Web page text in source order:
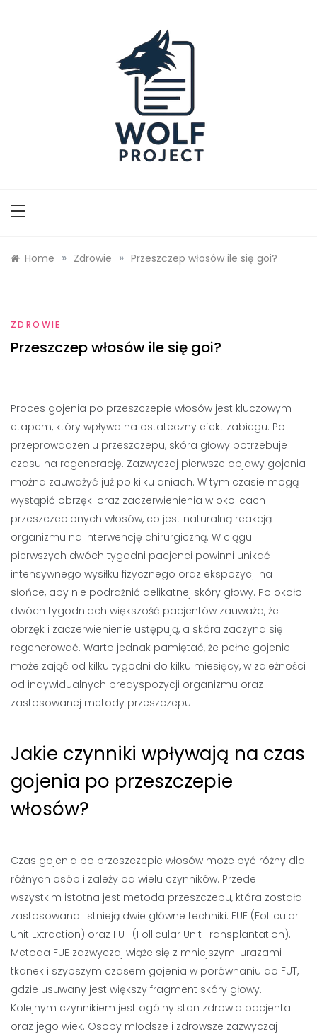
Home » Zdrowie » Przeszczep włosów ile się goi?
ZDROWIE
Przeszczep włosów ile się goi?
Proces gojenia po przeszczepie włosów jest kluczowym
etapem, który wpływa na ostateczny efekt zabiegu. Po
przeprowadzeniu przeszczepu, skóra głowy potrzebuje
czasu na regenerację. Zazwyczaj pierwsze objawy gojenia
można zauważyć już po kilku dniach. W tym czasie mogą
wystąpić obrzęki oraz zaczerwienienia w okolicach
przeszczepionych włosów, co jest naturalną reakcją
organizmu na interwencję chirurgiczną. W ciągu
pierwszych dwóch tygodni pacjenci powinni unikać
intensywnego wysiłku fizycznego oraz ekspozycji na
słońce, aby nie podrażnić delikatnej skóry głowy. Po około
dwóch tygodniach większość pacjentów zauważa, że
obrzęk i zaczerwienienie ustępują, a skóra zaczyna się
regenerować. Warto jednak pamiętać, że pełne gojenie
może zająć od kilku tygodni do kilku miesięcy, w zależności
od indywidualnych predyspozycji organizmu oraz
zastosowanej metody przeszczepu.
Jakie czynniki wpływają na czas
gojenia po przeszczepie
włosów?
Czas gojenia po przeszczepie włosów może być różny dla
różnych osób i zależy od wielu czynników. Przede
wszystkim istotna jest metoda przeszczepu, która została
zastosowana. Istnieją dwie główne techniki: FUE (Follicular
Unit Extraction) oraz FUT (Follicular Unit Transplantation).
Metoda FUE zazwyczaj wiąże się z mniejszymi urazami
tkanek i szybszym czasem gojenia w porównaniu do FUT,
gdzie usuwany jest większy fragment skóry głowy.
Kolejnym czynnikiem jest ogólny stan zdrowia pacjenta
oraz jego wiek. Osoby młodsze i zdrowsze zazwyczaj